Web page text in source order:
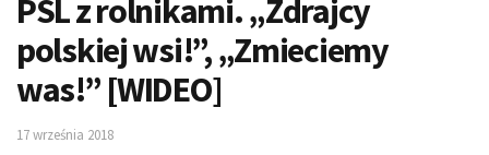
PSL z rolnikami. „Zdrajcy
polskiej wsi!”, „Zmieciemy
was!” [WIDEO]
17 września 2018